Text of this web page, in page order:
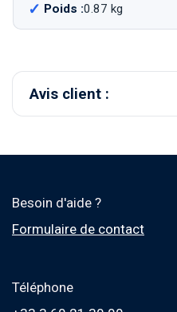
Poids :0.87 kg
Avis client :
Besoin d'aide ?
Formulaire de contact
Téléphone